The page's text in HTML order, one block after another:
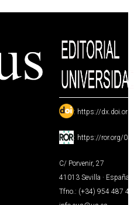
: https://
: https://ror.org/
C/ Porvenir, 27
41013 Sevilla · España
Tfno.: (+34) 954 487